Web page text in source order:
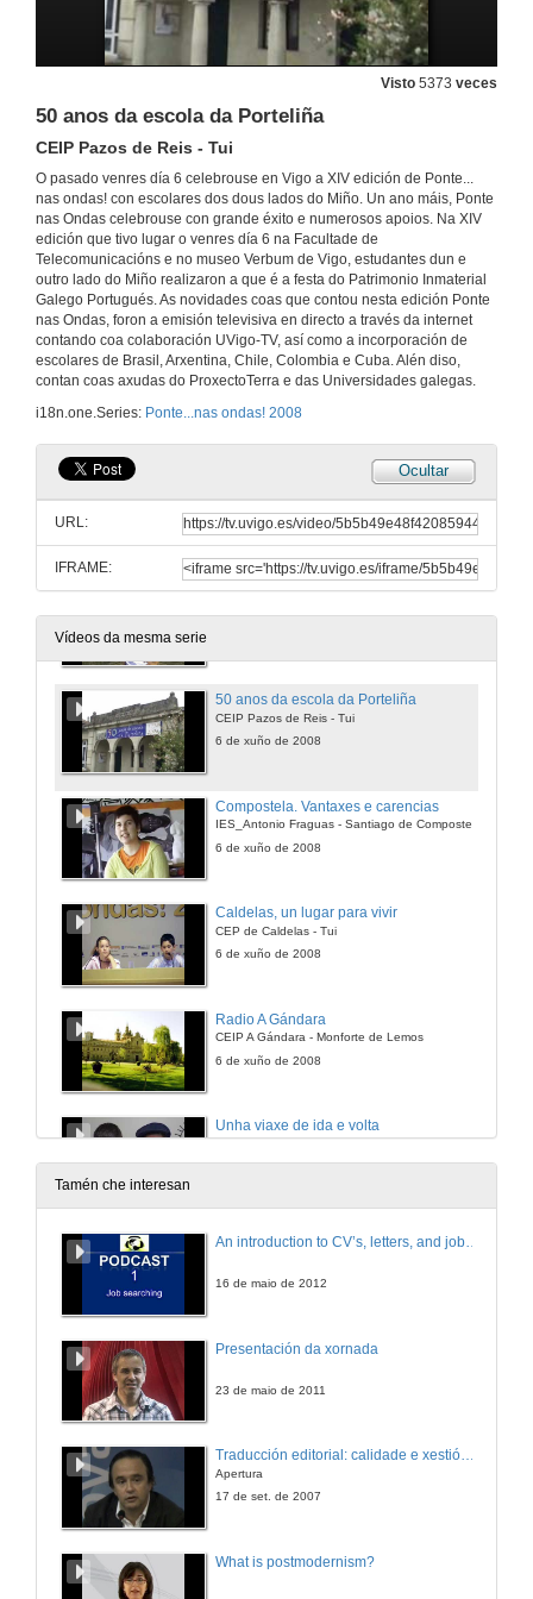
Visto 5373 veces
50 anos da escola da Porteliña
CEIP Pazos de Reis - Tui
O pasado venres día 6 celebrouse en Vigo a XIV edición de Ponte...
nas ondas! con escolares dos dous lados do Miño. Un ano máis, Ponte
nas Ondas celebrouse con grande éxito e numerosos apoios. Na XIV
edición que tivo lugar o venres día 6 na Facultade de
Telecomunicacións e no museo Verbum de Vigo, estudantes dun e
outro lado do Miño realizaron a que é a festa do Patrimonio Inmaterial
Galego Portugués. As novidades coas que contou nesta edición Ponte
nas Ondas, foron a emisión televisiva en directo a través da internet
contando coa colaboración UVigo-TV, así como a incorporación de
escolares de Brasil, Arxentina, Chile, Colombia e Cuba. Alén diso,
contan coas axudas do ProxectoTerra e das Universidades galegas.
i18n.one.Series: Ponte...nas ondas! 2008
Ocultar
URL:
IFRAME:
Vídeos da mesma serie
O Lanço da cruz
IES Pontecaldelas - Pontecaldelas
O Verbum de Cesar Portela. A Casa das Palabras
6 de xuño de 2008
Aberto por Reformas
6 de xuño de 2008
Camiñando de ponte a ponte
CEP Carlos Casares. Alxén - Salvaterra de Miño
6 de xuño de 2008
Recuperación da Semana Santa en Oimbra
50 anos da escola da Porteliña
CEIP Pazos de Reis - Tui
6 de xuño de 2008
Compostela. Vantaxes e carencias
IES_Antonio Fraguas - Santiago de Compostela
6 de xuño de 2008
Caldelas, un lugar para vivir
CEP de Caldelas - Tui
6 de xuño de 2008
Radio A Gándara
CEIP A Gándara - Monforte de Lemos
6 de xuño de 2008
Unha viaxe de ida e volta
6 de xuño de 2008
EB 2,3 de Caminha y IES A sangrita - A Guarda
Un lugar no mundo
CEIP Sobrada de Tomiño
Arraianos
IES Pedras Rubias - Salceda de Caselas
EB Integrada Ribeira do Neiva - Vila Verde
Tamén che interesan
An introduction to CV’s, letters, and job searching
16 de maio de 2012
Presentación da xornada
23 de maio de 2011
Traducción editorial: calidade e xestión de proxectos
Apertura
17 de set. de 2007
What is postmodernism?